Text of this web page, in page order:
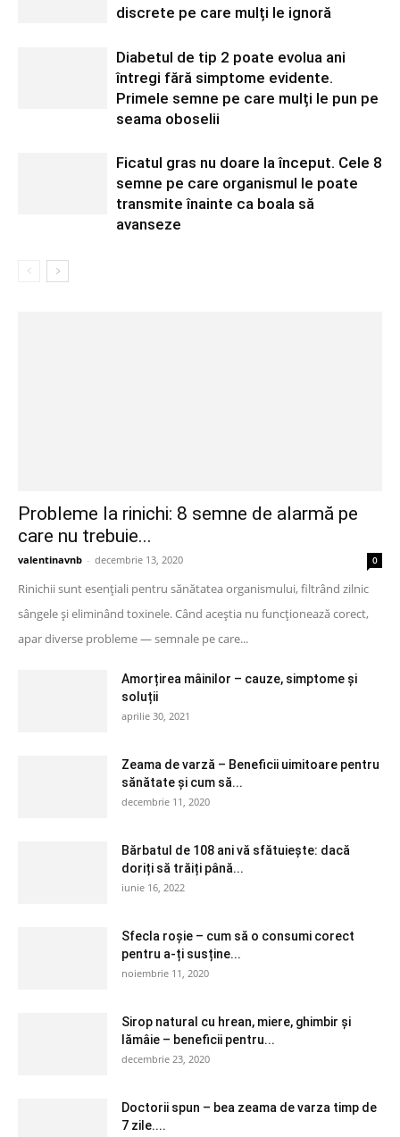
discrete pe care mulți le ignoră
Diabetul de tip 2 poate evolua ani
întregi fără simptome evidente.
Primele semne pe care mulți le pun pe
seama oboselii
Ficatul gras nu doare la început. Cele 8
semne pe care organismul le poate
transmite înainte ca boala să
avanseze
Probleme la rinichi: 8 semne de alarmă pe
care nu trebuie...
valentinavnb - decembrie 13, 2020 0
Rinichii sunt esențiali pentru sănătatea organismului, filtrând zilnic
sângele și eliminând toxinele. Când aceștia nu funcționează corect,
apar diverse probleme — semnale pe care...
Amorțirea mâinilor – cauze, simptome și
soluții
aprilie 30, 2021
Zeama de varză – Beneficii uimitoare pentru
sănătate și cum să...
decembrie 11, 2020
Bărbatul de 108 ani vă sfătuiește: dacă
doriți să trăiți până...
iunie 16, 2022
Sfecla roșie – cum să o consumi corect
pentru a-ți susține...
noiembrie 11, 2020
Sirop natural cu hrean, miere, ghimbir și
lămâie – beneficii pentru...
decembrie 23, 2020
Doctorii spun – bea zeama de varza timp de
7 zile....